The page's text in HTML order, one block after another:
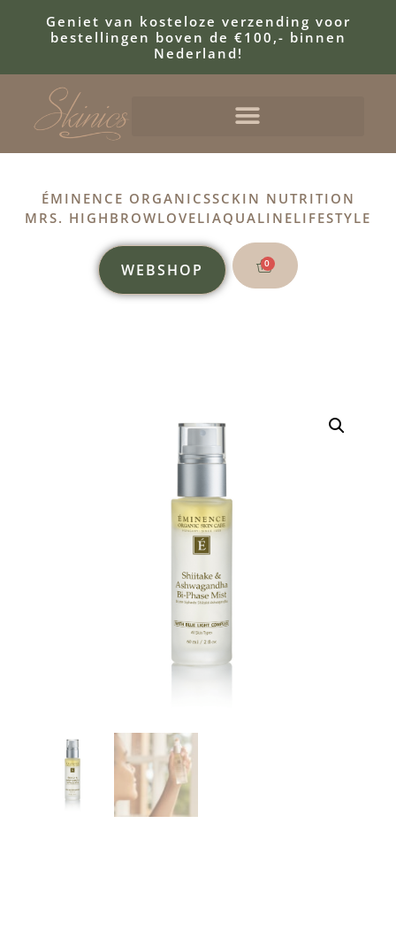
Geniet van kosteloze verzending voor
bestellingen boven de €100,- binnen
Nederland!
ÉMINENCE ORGANICSSCKIN NUTRITION
MRS. HIGHBROWLOVELIAQUALINELIFESTYLE
WEBSHOP 0